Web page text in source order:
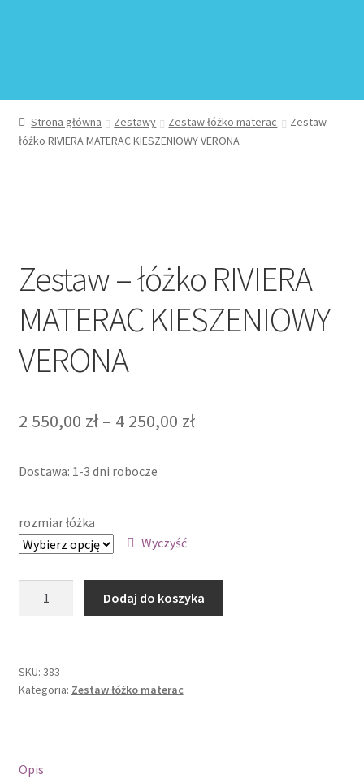
Sklep
Strona główna Zestawy Zestaw łóżko materac
Zestaw –
łóżko RIVIERA MATERAC KIESZENIOWY VERONA
Zestaw – łóżko RIVIERA
MATERAC KIESZENIOWY
VERONA
2 550,00 zł – 4 250,00 złZakres
4
250,00 zł
Dostawa: 1-3 dni robocze
rozmiar łóżka
Wyczyść
RIVIERA
MATERAC
Dodaj do koszyka
SKU: 383
Kategoria: Zestaw łóżko materac
Opis